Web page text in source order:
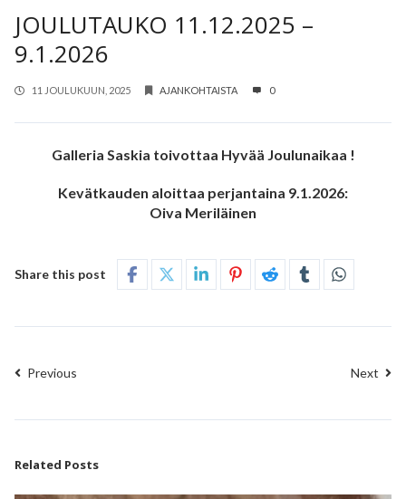
JOULUTAUKO 11.12.2025 –
9.1.2026
11 JOULUKUUN, 2025 AJANKOHTAISTA 0
Galleria Saskia toivottaa Hyvää Joulunaikaa !
Kevätkauden aloittaa perjantaina 9.1.2026:
Oiva Meriläinen
Share this post
Previous Next
Related Posts